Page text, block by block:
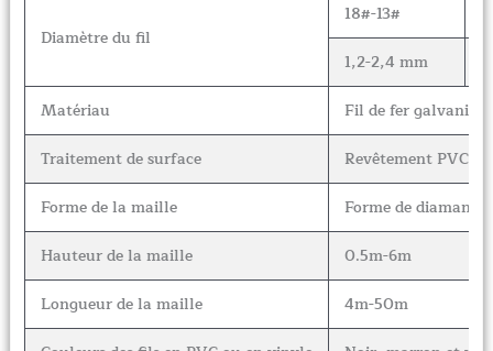
Diamètre du fil
18#-13#
1,2-2,4 mm
Matériau
Fil de fer
Traitement de surface
Revêtement PVC,
Forme de la maille
Forme de diamant,
Hauteur de la maille
0.5m-6m
Longueur de la maille
4m-50m